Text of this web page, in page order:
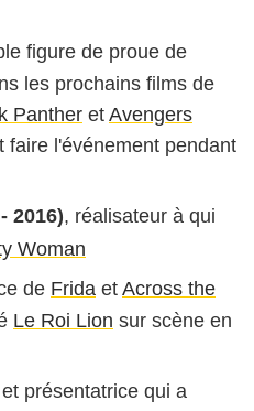
figure de proue de
les prochains films de
Panther et Avengers
faire l'événement pendant
2016), réalisateur à qui
Woman
de Frida et Across the
Le Roi Lion sur scène en
présentatrice qui a